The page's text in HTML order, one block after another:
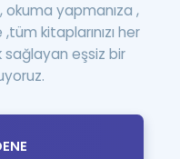
okuma yapmanıza ,
kitaplarınızı her
eşsiz bir